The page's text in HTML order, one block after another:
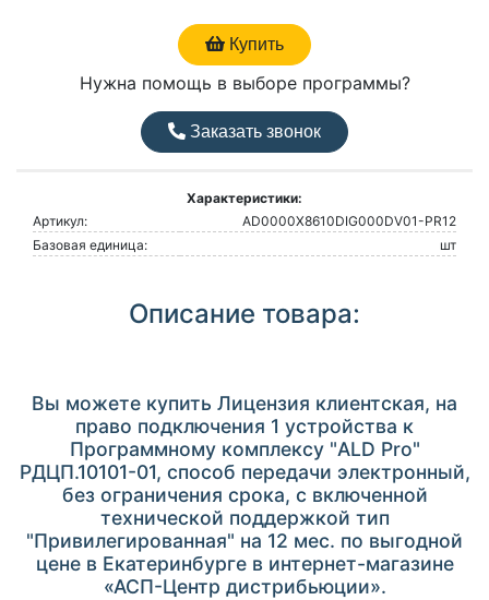
Купить
Нужна помощь в выборе программы?
Заказать звонок
Характеристики:
Артикул:
AD0000Х8610DIG000DV01-PR12
Базовая единица:
шт
Описание товара:
Вы можете купить Лицензия клиентская, на
право подключения 1 устройства к
Программному комплексу "ALD Pro"
РДЦП.10101-01, способ передачи электронный,
без ограничения срока, с включенной
технической поддержкой тип
"Привилегированная" на 12 мес. по выгодной
цене в Екатеринбурге в интернет-магазине
«АСП-Центр дистрибьюции».